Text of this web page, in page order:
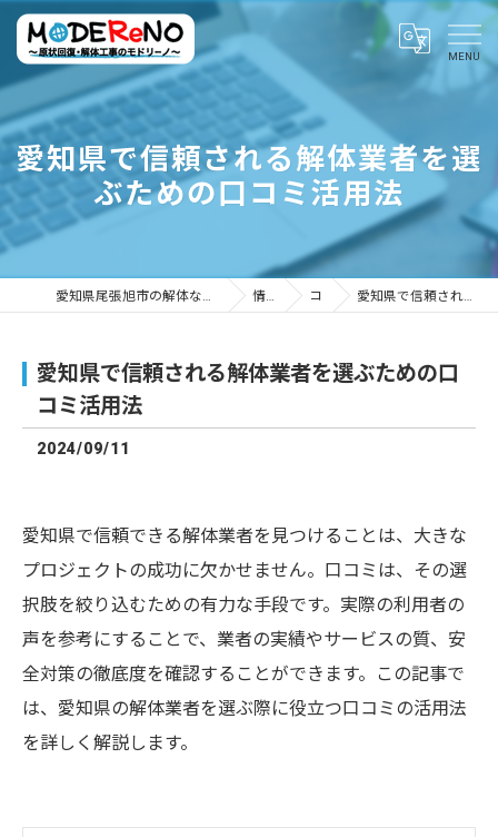
愛知県で信頼される解体業者を選
ぶための口コミ活用法
愛知県尾張旭市の解体ならMODEReNO ～原状回復・解体工事のモドリーノ～ 情報ブログ コラム 愛知県で信頼される解体業者を選ぶための口コミ活用法
愛知県で信頼される解体業者を選ぶための口
コミ活用法
2024/09/11
愛知県で信頼できる解体業者を見つけることは、大きな
プロジェクトの成功に欠かせません。口コミは、その選
択肢を絞り込むための有力な手段です。実際の利用者の
声を参考にすることで、業者の実績やサービスの質、安
全対策の徹底度を確認することができます。この記事で
は、愛知県の解体業者を選ぶ際に役立つ口コミの活用法
を詳しく解説します。